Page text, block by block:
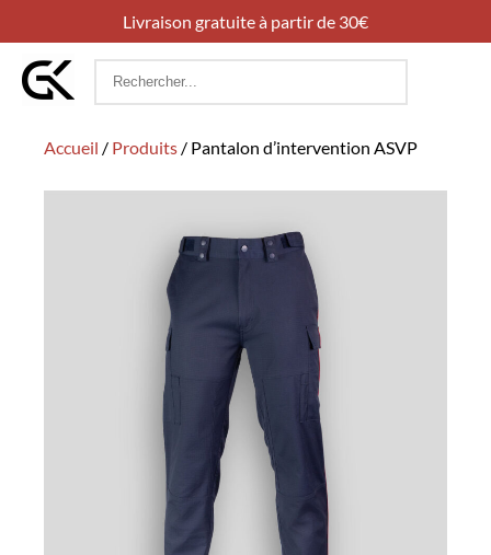
Livraison gratuite à partir de 30€
Rechercher
Accueil / Produits / Pantalon d’intervention ASVP